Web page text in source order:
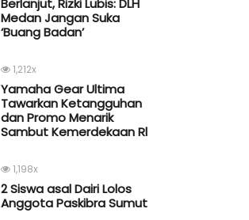
Berlanjut, Rizki Lubis: DLH
Medan Jangan Suka
‘Buang Badan’
1,212x
Yamaha Gear Ultima
Tawarkan Ketangguhan
dan Promo Menarik
Sambut Kemerdekaan Rl
1,198x
2 Siswa asal Dairi Lolos
Anggota Paskibra Sumut